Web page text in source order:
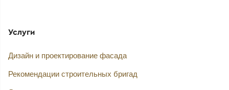
Услуги
Дизайн и проектирование фасада
Рекомендации строительных бригад